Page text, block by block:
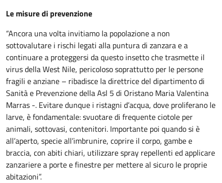
Le misure di prevenzione
“Ancora una volta invitiamo la popolazione a non
sottovalutare i rischi legati alla puntura di zanzara e a
continuare a proteggersi da questo insetto che trasmette il
virus della West Nile, pericoloso soprattutto per le persone
fragili e anziane – ribadisce la direttrice del dipartimento di
Sanità e Prevenzione della Asl 5 di Oristano Maria Valentina
Marras -. Evitare dunque i ristagni d’acqua, dove proliferano le
larve, è fondamentale: svuotare di frequente ciotole per
animali, sottovasi, contenitori. Importante poi quando si è
all’aperto, specie all’imbrunire, coprire il corpo, gambe e
braccia, con abiti chiari, utilizzare spray repellenti ed applicare
zanzariere a porte e finestre per mettere al sicuro le proprie
abitazioni”.